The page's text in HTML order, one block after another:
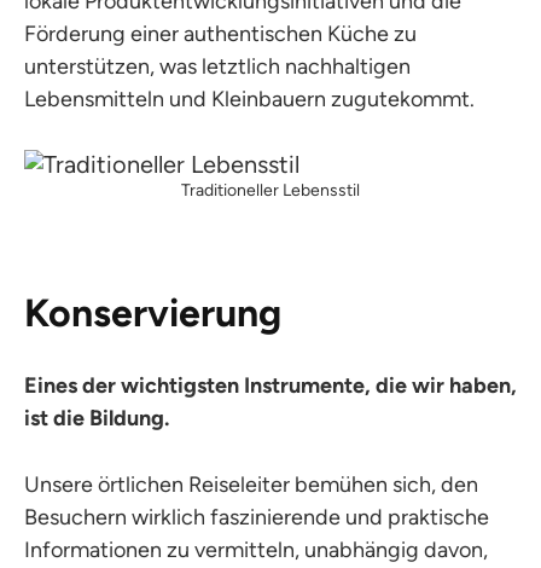
Förderung einer authentischen Küche zu
unterstützen, was letztlich nachhaltigen
Lebensmitteln und Kleinbauern zugutekommt.
Traditioneller Lebensstil
Konservierung
Eines der wichtigsten Instrumente, die wir haben,
ist die Bildung.
Unsere örtlichen Reiseleiter bemühen sich, den
Besuchern wirklich faszinierende und praktische
Informationen zu vermitteln, unabhängig davon,